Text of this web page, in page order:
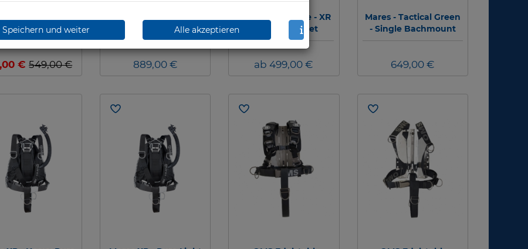
Jacket-Set #
€549,00 €
mit Edelstahl-
Backplate
889,00 €
Mares - HV Sinlge - XR
Backmount-Set
ab 499,00 €
Mares - Tactical Green
- Single Bachmount
Set - XR Line
649,00 €
Speichern und weiter Alle akzeptieren